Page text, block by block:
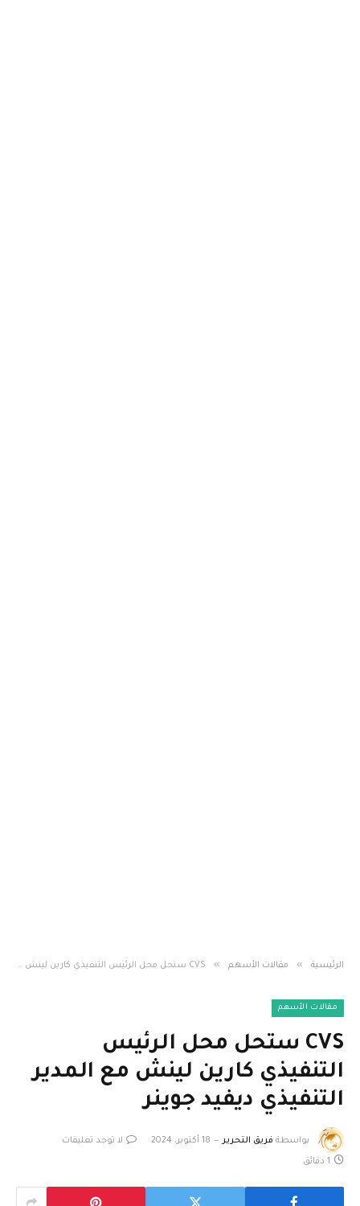
الرئيسية » مقالات الأسهم » CVS ستحل محل الرئيس التنفيذي كارين لينش مع المدير التنفيذي ديفيد جوينر
مقالات الأسهم
CVS ستحل محل الرئيس
التنفيذي كارين لينش مع المدير
التنفيذي ديفيد جوينر
بواسطة فريق التحرير 18 أكتوبر، 2024 لا توجد تعليقات
1 دقائق